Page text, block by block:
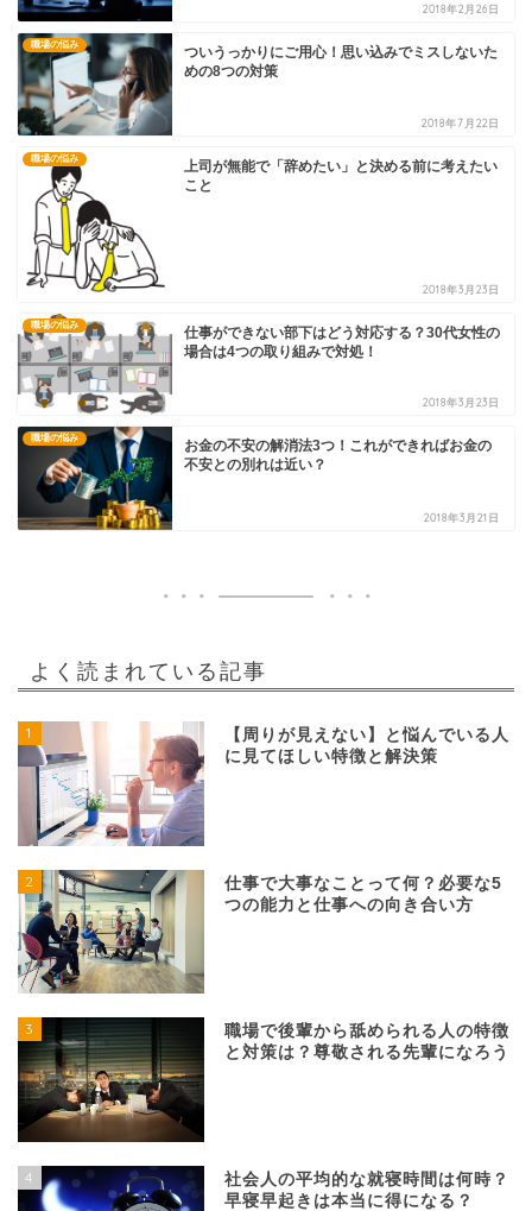
2018年2月26日
職場の悩み
ついうっかりにご用心！思い込みでミスしないた
めの8つの対策
2018年7月22日
職場の悩み
上司が無能で「辞めたい」と決める前に考えたい
こと
2018年3月23日
職場の悩み
仕事ができない部下はどう対応する？30代女性の
場合は4つの取り組みで対処！
2018年3月23日
職場の悩み
お金の不安の解消法3つ！これができればお金の
不安との別れは近い？
2018年3月21日
よく読まれている記事
1
【周りが見えない】と悩んでいる人
に見てほしい特徴と解決策
2
仕事で大事なことって何？必要な5
つの能力と仕事への向き合い方
3
職場で後輩から舐められる人の特徴
と対策は？尊敬される先輩になろう
4
社会人の平均的な就寝時間は何時？
早寝早起きは本当に得になる？